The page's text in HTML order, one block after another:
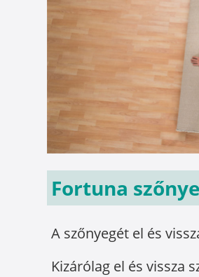
Fortuna
A szőnyegét el és
Kizárólag el és vissza